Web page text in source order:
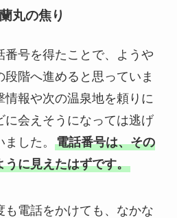
丸の焦り
番号を得たことで、ようや
段階へ進めると思っていま
情報や次の温泉地を頼りに
に会えそうになっては逃げ
した。 電話番号は、その
うに見えたはずです。
も電話をかけても、なかな